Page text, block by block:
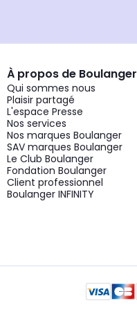
À propos de Boulanger
Qui sommes nous
Plaisir partagé
L'espace Presse
Nos services
Nos marques Boulanger
SAV marques Boulanger
Le Club Boulanger
Fondation Boulanger
Client professionnel
Boulanger INFINITY